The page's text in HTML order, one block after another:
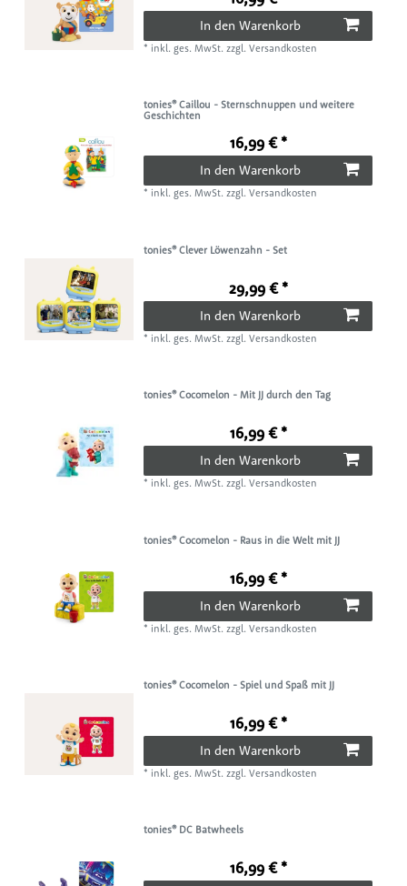
In den Warenkorb
* inkl. ges. MwSt. zzgl.Versandkosten
tonies® Caillou - Sternschnuppen und weitere
Geschichten
16,99 € *
In den Warenkorb
* inkl. ges. MwSt. zzgl.Versandkosten
tonies® Clever Löwenzahn - Set
29,99 € *
In den Warenkorb
* inkl. ges. MwSt. zzgl.Versandkosten
tonies® Cocomelon - Mit JJ durch den Tag
16,99 € *
In den Warenkorb
* inkl. ges. MwSt. zzgl.Versandkosten
tonies® Cocomelon - Raus in die Welt mit JJ
16,99 € *
In den Warenkorb
* inkl. ges. MwSt. zzgl.Versandkosten
tonies® Cocomelon - Spiel und Spaß mit JJ
16,99 € *
In den Warenkorb
* inkl. ges. MwSt. zzgl.Versandkosten
tonies® DC Batwheels
16,99 € *